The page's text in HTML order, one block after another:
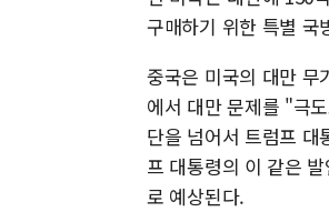
구매하기 위한 특별 국
중국은 미국의 대만 무
에서 대만 문제를 "극
단을 넘어서 트럼프
프 대통령의 이 같은
로 예상된다.